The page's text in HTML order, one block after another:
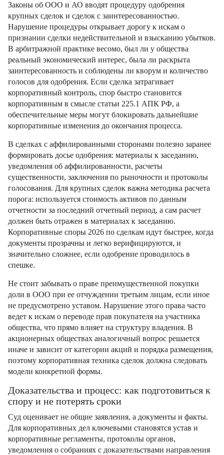
Законы об ООО и АО вводят процедуру одобрения
крупных сделок и сделок с заинтересованностью.
Нарушение процедуры открывает дорогу к искам о
признании сделки недействительной и взысканию убытков.
В арбитражной практике весомо, был ли у общества
реальный экономический интерес, была ли раскрыта
заинтересованность и соблюдены ли кворум и количество
голосов для одобрения. Если сделка затрагивает
корпоративный контроль, спор быстро становится
корпоративным в смысле статьи 225.1 АПК РФ, а
обеспечительные меры могут блокировать дальнейшие
корпоративные изменения до окончания процесса.
В сделках с аффилированными сторонами полезно заранее
формировать досье одобрения: материалы к заседанию,
уведомления об аффилированности, расчеты
существенности, заключения по рыночности и протоколы
голосования. Для крупных сделок важна методика расчета
порога: используется стоимость активов по данным
отчетности за последний отчетный период, а сам расчет
должен быть отражен в материалах к заседанию.
Корпоративные споры 2026 по сделкам идут быстрее, когда
документы прозрачны и легко верифицируются, и
значительно сложнее, если одобрение проводилось в
спешке.
Не стоит забывать о праве преимущественной покупки
доли в ООО при ее отчуждении третьим лицам, если иное
не предусмотрено уставом. Нарушение этого права часто
ведет к искам о переводе прав покупателя на участника
общества, что прямо влияет на структуру владения. В
акционерных обществах аналогичный вопрос решается
иначе и зависит от категории акций и порядка размещения,
поэтому корпоративная техника сделок должна следовать
модели конкретной формы.
Доказательства и процесс: как подготовиться к
спору и не потерять сроки
Суд оценивает не общие заявления, а документы и факты.
Для корпоративных дел ключевыми становятся устав и
корпоративные регламенты, протоколы органов,
уведомления о собраниях с доказательствами направления